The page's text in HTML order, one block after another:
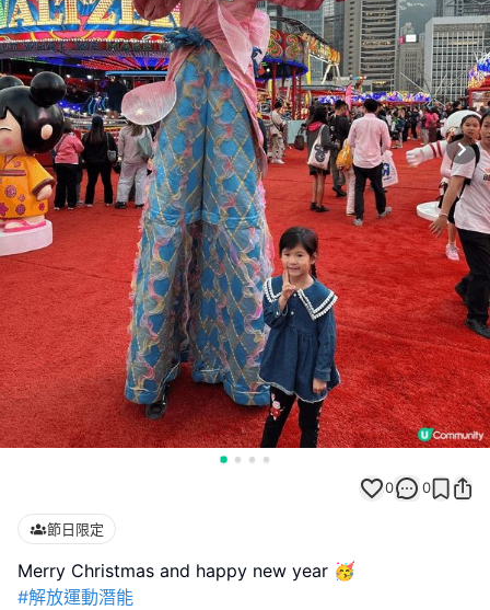
0 0
節日限定
#解放運動潛能